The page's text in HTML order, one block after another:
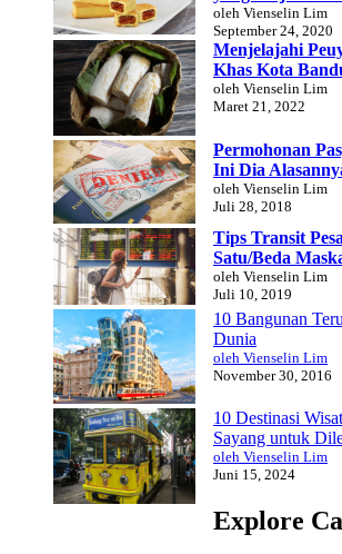
oleh Vienselin Lim
September 24, 2020
Menjelajahi
Khas Kota
oleh Vienselin Lim
Maret 21, 2022
Permohonan
Ini Dia
oleh Vienselin Lim
Juli 28, 2018
Tips Transit
Satu/Beda
oleh Vienselin Lim
Juli 10, 2019
10 Bangunan
Dunia
oleh Vienselin Lim
November 30, 2016
10 Destinasi
Sayang untuk
oleh Vienselin Lim
Juni 15, 2024
Explore